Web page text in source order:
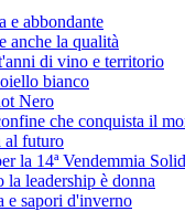
e abbondante
anche la qualità
di vino e territorio
bianco
Nero
che conquista il
al futuro
la 14ª Vendemmia
la leadership è donna
e sapori d'inverno